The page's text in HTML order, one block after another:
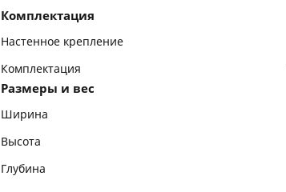
Комплектация
Настенное крепление
Комплектация
Размеры и вес
Ширина
Высота
Глубина